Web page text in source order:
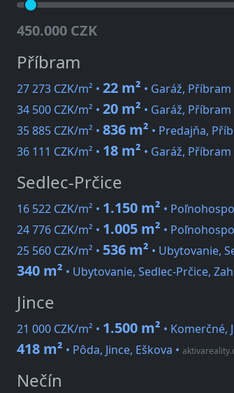
450.000 CZK
Příbram
27 273 CZK/m² • 22 m² • Garáž, Příbram
34 500 CZK/m² • 20 m² • Garáž, Příbram
35 885 CZK/m² • 836 m² • Predajňa,
36 111 CZK/m² • 18 m² • Garáž, Příbram
Sedlec-Prčice
16 522 CZK/m² • 1.150 m² •
24 776 CZK/m² • 1.005 m² •
25 560 CZK/m² • 536 m² • Ubytovanie,
340 m² • Ubytovanie, Sedlec-Prčice,
Jince
21 000 CZK/m² • 1.500 m² • Komerčné,
418 m² • Pôda, Jince, Eškova •
Nečín